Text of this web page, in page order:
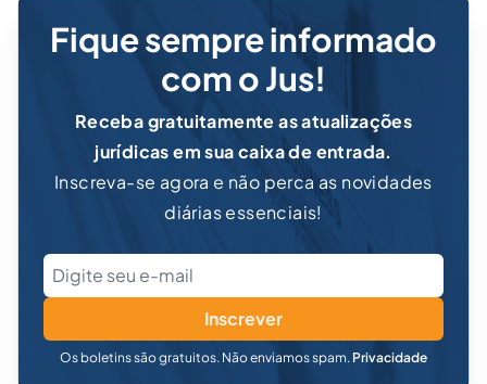
Fique sempre informado
com o Jus!
Receba gratuitamente as atualizações
jurídicas em sua caixa de entrada.
Inscreva-se agora e não perca as novidades
diárias essenciais!
Inscrever
Os boletins são gratuitos. Não enviamos spam. Privacidade